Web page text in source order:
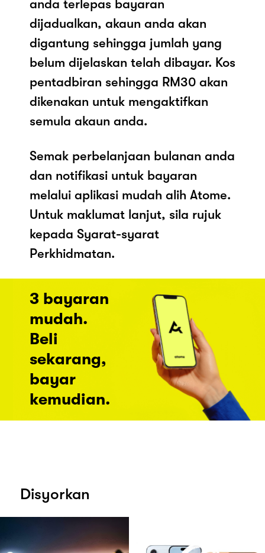
anda terlepas bayaran
dijadualkan, akaun anda akan
digantung sehingga jumlah yang
belum dijelaskan telah dibayar. Kos
pentadbiran sehingga RM30 akan
dikenakan untuk mengaktifkan
semula akaun anda.
Semak perbelanjaan bulanan anda
dan notifikasi untuk bayaran
melalui aplikasi mudah alih Atome.
Untuk maklumat lanjut, sila rujuk
kepada Syarat-syarat
Perkhidmatan.
3 bayaran
mudah.
Beli
sekarang,
bayar
kemudian.
Disyorkan